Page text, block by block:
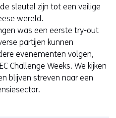
sleutel zijn tot een veilige
wereld.
was een eerste try-out
partijen kunnen
evenementen volgen,
Challenge Weeks. We kijken
blijven streven naar een